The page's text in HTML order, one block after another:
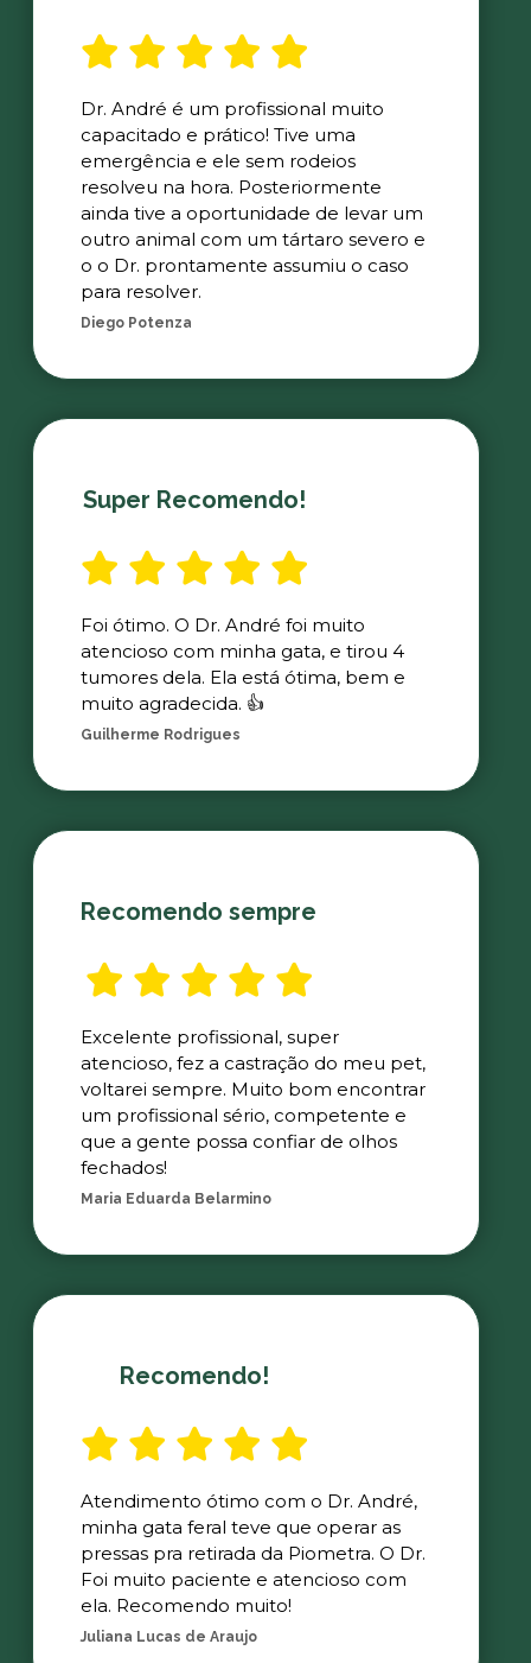
Dr. André é um profissional muito
capacitado e prático! Tive uma
emergência e ele sem rodeios
resolveu na hora. Posteriormente
ainda tive a oportunidade de levar um
outro animal com um tártaro severo e
o o Dr. prontamente assumiu o caso
para resolver.
Diego Potenza
Super Recomendo!
Foi ótimo. O Dr. André foi muito
atencioso com minha gata, e tirou 4
tumores dela. Ela está ótima, bem e
muito agradecida. 👍
Guilherme Rodrigues
Recomendo sempre
Excelente profissional, super
atencioso, fez a castração do meu pet,
voltarei sempre. Muito bom encontrar
um profissional sério, competente e
que a gente possa confiar de olhos
fechados!
Maria Eduarda Belarmino
Recomendo!
Atendimento ótimo com o Dr. André,
minha gata feral teve que operar as
pressas pra retirada da Piometra. O Dr.
Foi muito paciente e atencioso com
ela. Recomendo muito!
Juliana Lucas de Araujo